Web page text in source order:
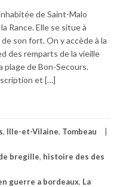
de Saint-Malo
Rance. Elle se situe à
son fort. On y accède à la
des remparts de la vieille
plage de Bon-Secours.
et […]
, Ille-et-Vilaine, Tombeau
bregille, histoire des des
guerre a bordeaux, La